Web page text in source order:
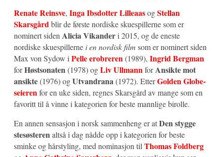
Renate Reinsve, Inga Ibsdotter LilleaasogStellan
Skarsgårdblir de første nordiske skuespillerne som er
nominert siden Alicia Vikanderi 2015, og de eneste
nordiske skuespillerne i en nordisk film som er nominert siden
Max von Sydow i Pelle erobreren(1989), Ingrid Bergman
forHøstsonaten(1978) ogLiv UllmannforAnsikte mot
ansikte(1976) ogUtvandrana(1972). EtterGolden Globe-
seierenfor en uke siden, regnes Skarsgård av mange som en
favoritt til å vinne i kategorien for beste mannlige birolle.
En annen sensasjon i norsk sammenheng er atDen stygge
stesøsterenaltså i dag nådde opp i kategorien for beste
sminke og hårstyling, med nominasjon til Thomas Foldberg